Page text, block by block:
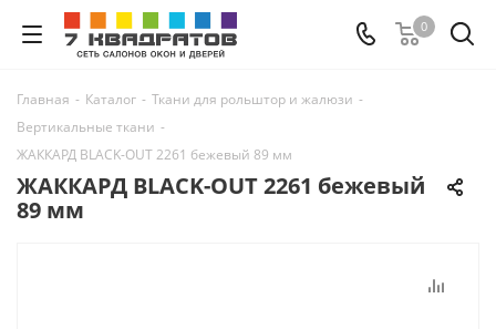
0
Главная - Каталог - Ткани для рольштор и жалюзи -
Вертикальные ткани -
ЖАККАРД BLACK-OUT 2261 бежевый 89 мм
ЖАККАРД BLACK-OUT 2261 бежевый
89 мм